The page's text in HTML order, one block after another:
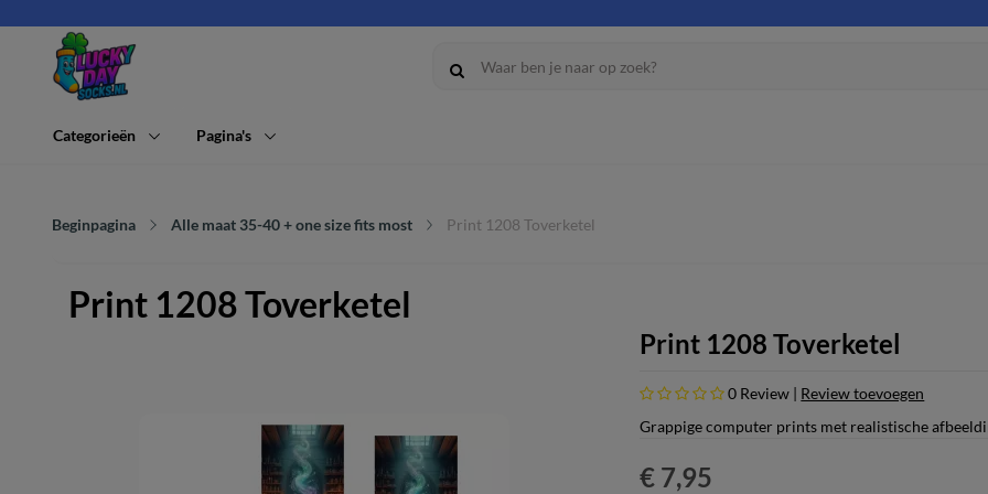
Categorieën Pagina's
Beginpagina Alle maat 35-40 + one size fits most Print 1208 Toverketel
Print 1208 Toverketel
Print 1208 Toverketel
0 Review | Review toevoegen
Grappige computer prints met realistische
€ 7,95